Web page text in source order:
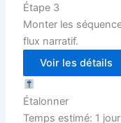
Étape 3
Monter les
flux narratif.
Voir les détails
Étalonner
Temps estimé: 1 jour